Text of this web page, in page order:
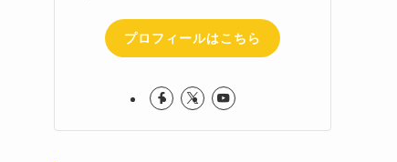
プロフィールはこちら